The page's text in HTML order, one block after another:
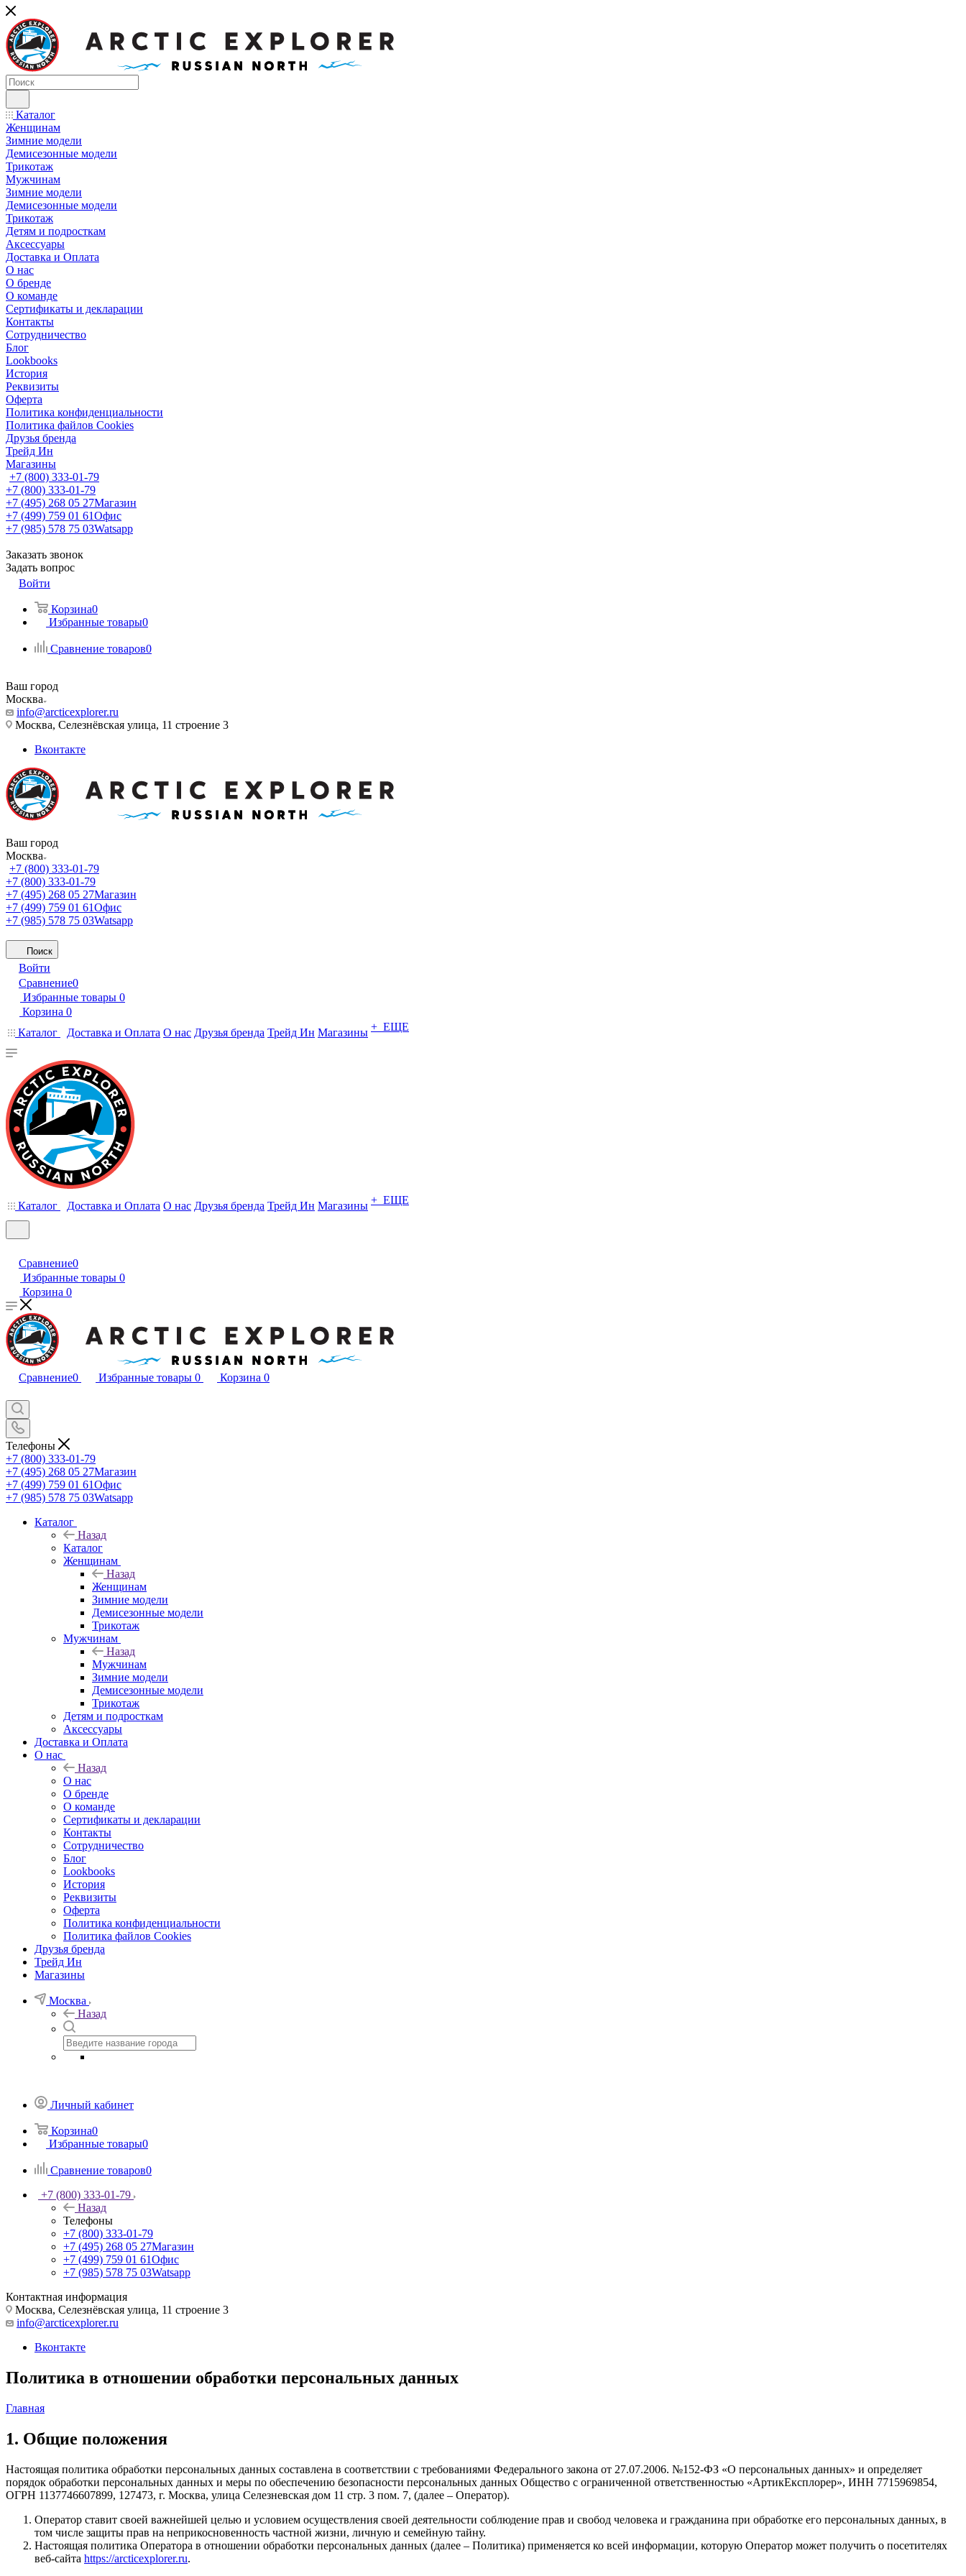
Каталог
Женщинам
Зимние модели
Демисезонные модели
Трикотаж
Мужчинам
Зимние модели
Демисезонные модели
Трикотаж
Детям и подросткам
Аксессуары
Доставка и Оплата
О нас
О бренде
О команде
Сертификаты и декларации
Контакты
Сотрудничество
Блог
Lookbooks
История
Реквизиты
Оферта
Политика конфиденциальности
Политика файлов Cookies
Друзья бренда
Трейд Ин
Магазины
+7 (800) 333-01-79
+7 (800) 333-01-79
+7 (495) 268 05 27Магазин
+7 (499) 759 01 61Офис
+7 (985) 578 75 03Watsapp
Заказать звонок
Задать вопрос
Войти
Корзина0
Избранные товары0
Сравнение товаров0
Ваш город
Москва
info@arcticexplorer.ru
Москва, Селезнёвская улица, 11 строение 3
Вконтакте
Ваш город
Москва
+7 (800) 333-01-79
+7 (800) 333-01-79
+7 (495) 268 05 27Магазин
+7 (499) 759 01 61Офис
+7 (985) 578 75 03Watsapp
Поиск
Войти
Сравнение0
Избранные товары 0
Корзина 0
Каталог
Доставка и Оплата О нас Друзья бренда Трейд Ин Магазины + ЕЩЕ
Каталог Доставка и Оплата О нас Друзья бренда Трейд Ин Магазины + ЕЩЕ
Сравнение0
Избранные товары 0
Корзина 0
Сравнение0 Избранные товары 0 Корзина 0
Телефоны
+7 (800) 333-01-79
+7 (495) 268 05 27Магазин
+7 (499) 759 01 61Офис
+7 (985) 578 75 03Watsapp
Каталог
Назад
Каталог
Женщинам
Назад
Женщинам
Зимние модели
Демисезонные модели
Трикотаж
Мужчинам
Назад
Мужчинам
Зимние модели
Демисезонные модели
Трикотаж
Детям и подросткам
Аксессуары
Доставка и Оплата
О нас
Назад
О нас
О бренде
О команде
Сертификаты и декларации
Контакты
Сотрудничество
Блог
Lookbooks
История
Реквизиты
Оферта
Политика конфиденциальности
Политика файлов Cookies
Друзья бренда
Трейд Ин
Магазины
Москва
Назад
Личный кабинет
Корзина0
Избранные товары0
Сравнение товаров0
+7 (800) 333-01-79
Назад
Телефоны
+7 (800) 333-01-79
+7 (495) 268 05 27Магазин
+7 (499) 759 01 61Офис
+7 (985) 578 75 03Watsapp
Контактная информация
Москва, Селезнёвская улица, 11 строение 3
info@arcticexplorer.ru
Вконтакте
Политика в отношении обработки персональных данных
Главная
1. Общие положения
Настоящая политика обработки персональных данных составлена в соответствии с требованиями Федерального закона от 27.07.2006. №152-ФЗ «О персональных данных» и определяет
порядок обработки персональных данных и меры по обеспечению безопасности персональных данных Общество с ограниченной ответственностью «АртикЕксплорер», ИНН 7715969854,
ОГРН 1137746607899, 127473, г. Москва, улица Селезневская дом 11 стр. 3 пом. 7, (далее – Оператор).
Оператор ставит своей важнейшей целью и условием осуществления своей деятельности соблюдение прав и свобод человека и гражданина при обработке его персональных данных, в
том числе защиты прав на неприкосновенность частной жизни, личную и семейную тайну.
Настоящая политика Оператора в отношении обработки персональных данных (далее – Политика) применяется ко всей информации, которую Оператор может получить о посетителях
веб-сайта https://arcticexplorer.ru.